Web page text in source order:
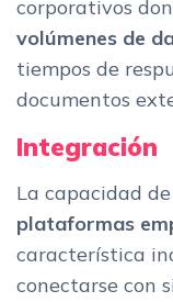
corporativos
volúmenes de
tiempos de
documentos
Integración
La capacidad
plataformas
característica
conectarse con